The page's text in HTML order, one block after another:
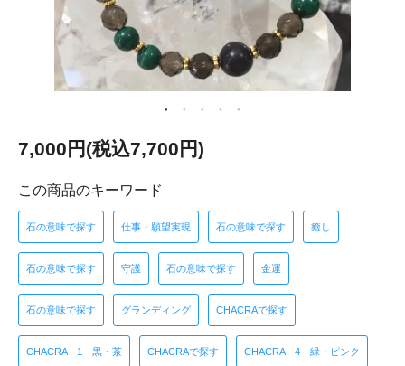
7,000円(税込7,700円)
この商品のキーワード
石の意味で探す 仕事・願望実現 石の意味で探す 癒し
石の意味で探す 守護 石の意味で探す 金運
石の意味で探す グランディング CHACRAで探す
CHACRA 1 黒・茶 CHACRAで探す CHACRA 4 緑・ピンク